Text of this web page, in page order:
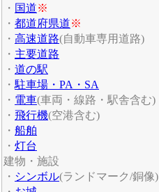
・ 国道※
・ 都道府県道※
・ 高速道路(自動車専用道路)
・ 主要道路
・ 道の駅
・駐車場・PA・SA
・ 電車(車両・線路・駅舎含む)
・ 飛行機(空港含む)
・ 船舶
・ 灯台
建物・施設
・ シンボル(ランドマーク/銅像)